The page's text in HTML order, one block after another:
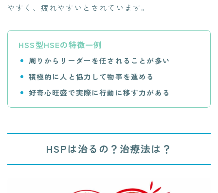
やすく、疲れやすいとされています。
HSS型HSEの特徴一例
周りからリーダーを任されることが多い
積極的に人と協力して物事を進める
好奇心旺盛で実際に行動に移す力がある
HSPは治るの？治療法は？